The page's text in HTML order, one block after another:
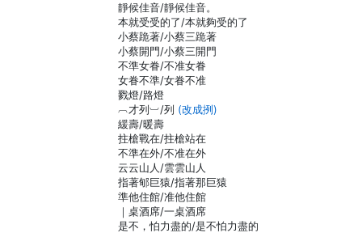
靜候佳音/靜候佳音。
本就受受的了/本就夠受的了
小蔡跪著/小蔡三跪著
小蔡開門/小蔡三開門
不準女眷/不准女眷
女眷不準/女眷不准
戮燈/路燈
︹才列︺/列 (改成挒)
緩壽/暖壽
拄槍戰在/拄槍站在
不準在外/不准在外
云云山人/雲雲山人
指著郇巨猿/指著那巨猿
準他住館/准他住館
｜桌酒席/一桌酒席
是不，怕力盡的/是不怕力盡的